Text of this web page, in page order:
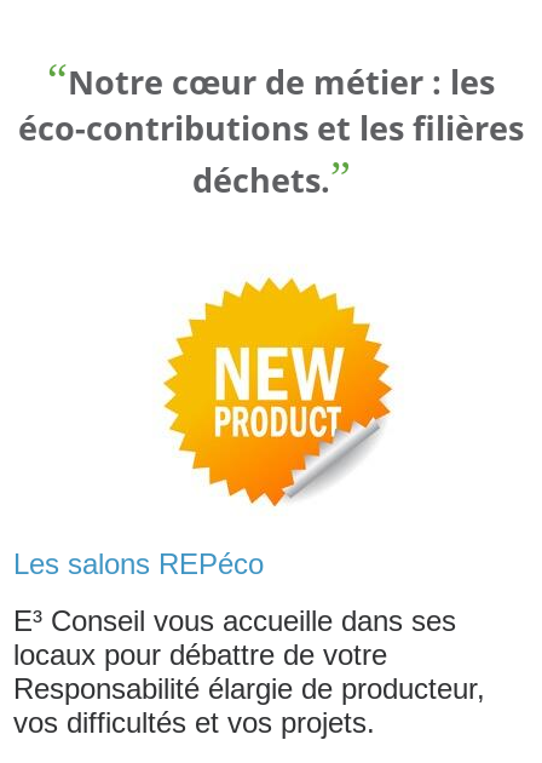
Notre cœur de métier : les
éco-contributions et les filières
déchets.
Les salons REPéco
E³ Conseil vous accueille dans ses
locaux pour débattre de votre
Responsabilité élargie de producteur,
vos difficultés et vos projets.